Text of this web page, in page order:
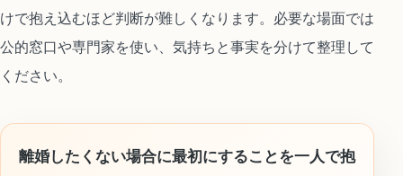
けで抱え込むほど判断が難しくなります。必要な場面では
公的窓口や専門家を使い、気持ちと事実を分けて整理して
ください。
離婚したくない場合に最初にすることを一人で抱